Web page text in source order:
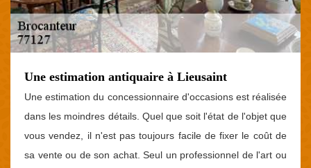
Une estimation antiquaire à Lieusaint
Une estimation du concessionnaire d'occasions est réalisée
dans les moindres détails. Quel que soit l'état de l'objet que
vous vendez, il n'est pas toujours facile de fixer le coût de
sa vente ou de son achat. Seul un professionnel de l'art ou